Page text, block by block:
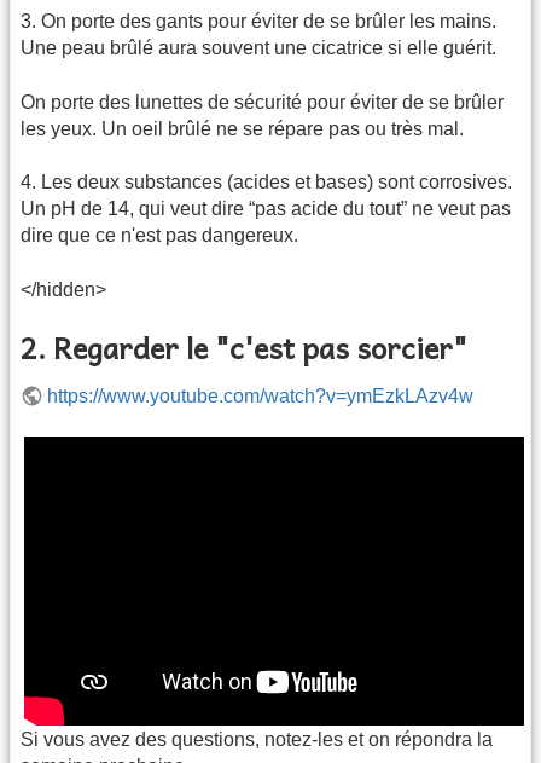
3. On porte des gants pour éviter de se brûler les mains.
Une peau brûlé aura souvent une cicatrice si elle guérit.
On porte des lunettes de sécurité pour éviter de se brûler
les yeux. Un oeil brûlé ne se répare pas ou très mal.
4. Les deux substances (acides et bases) sont corrosives.
Un pH de 14, qui veut dire “pas acide du tout” ne veut pas
dire que ce n'est pas dangereux.
</hidden>
2. Regarder le "c'est pas sorcier"
https://www.youtube.com/watch?v=ymEzkLAzv4w
Si vous avez des questions, notez-les et on répondra la